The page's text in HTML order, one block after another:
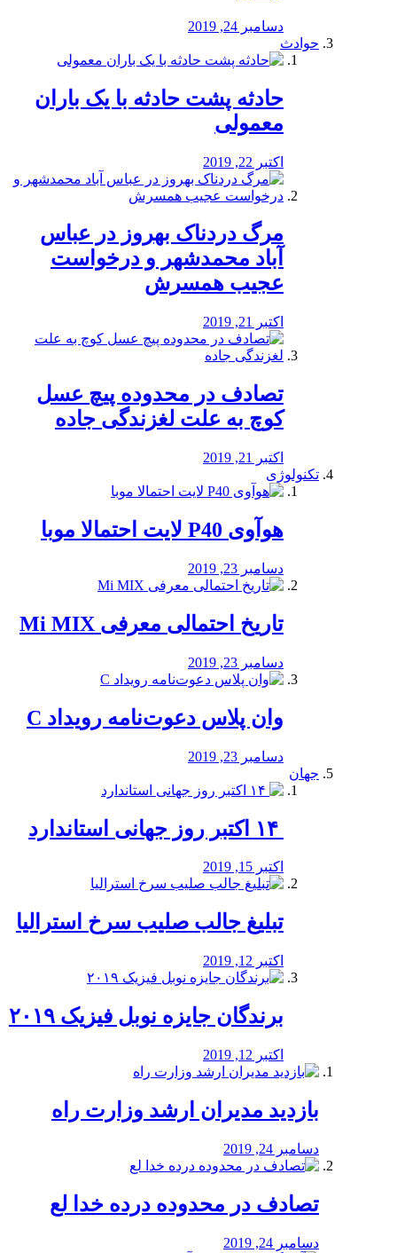
دسامبر 24, 2019
حوادث
️حادثه پشت حادثه با یک باران
معمولی
اکتبر 22, 2019
مرگ دردناک بهروز در عباس
آباد محمدشهر و درخواست
عجیب همسرش
اکتبر 21, 2019
تصادف در محدوده پیچ عسل
کوچ به علت لغزندگی جاده
اکتبر 21, 2019
تکنولوژی
هوآوی P40 لایت احتمالا موبا
دسامبر 23, 2019
تاریخ احتمالی معرفی Mi MIX
دسامبر 23, 2019
وان پلاس دعوت‌نامه رویداد C
دسامبر 23, 2019
جهان
اکتبر 15, 2019
تبلیغ جالب صلیب سرخ استرالیا
اکتبر 12, 2019
برندگان جایزه نوبل فیزیک ۲۰۱۹
اکتبر 12, 2019
بازدید مدیران ارشد وزارت راه
دسامبر 24, 2019
تصادف در محدوده درده خدا لع
دسامبر 24, 2019